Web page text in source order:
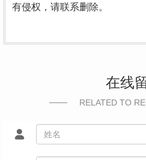
有侵权，请联系删除。
在线
RELATED TO